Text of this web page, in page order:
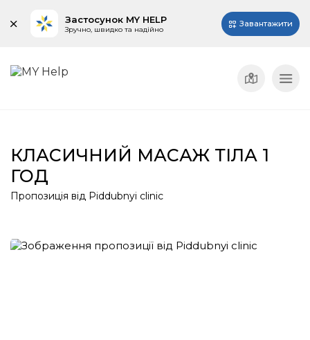
Застосунок MY HELP
Зручно, швидко та надійно
Завантажити
КЛАСИЧНИЙ МАСАЖ ТІЛА 1
ГОД
Пропозиція від Piddubnyi clinic